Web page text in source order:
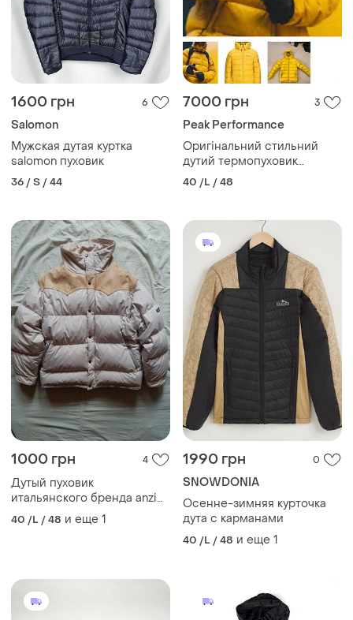
1600 грн 6
Salomon
Мужская дутая куртка
salomon пуховик
36 / S / 44
7000 грн 3
Peak Performance
Оригінальний стильний
дутий термопуховик
чоловічий peak
performance frost down на
40 /L / 48
1000 грн 4
Дутый пуховик
итальянского бренда anzi
besson оригинал
40 /L / 48 и еще 1
1990 грн 0
SNOWDONIA
Осенне-зимняя курточка
дута с карманами
40 /L / 48 и еще 1